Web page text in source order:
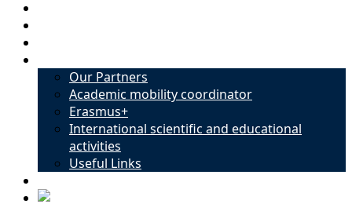
Our Partners
Academic mobility coordinator
Erasmus+
International scientific and educational
activities
Useful Links